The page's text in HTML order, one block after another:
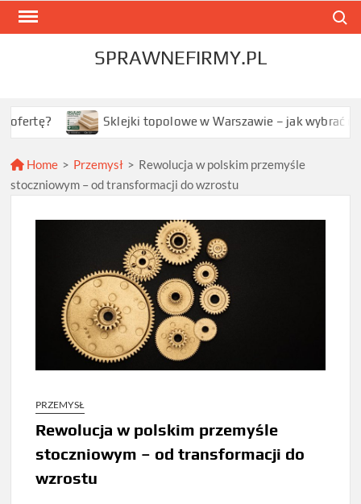
Skip
SPRAWNEFIRMY.PL
Sklejki topolowe w Warszawie – jak wybrać najlepszą
Home > Przemysł > Rewolucja w polskim przemyśle
stoczniowym – od transformacji do wzrostu
PRZEMYSŁ
Rewolucja w polskim przemyśle
stoczniowym – od transformacji do
wzrostu